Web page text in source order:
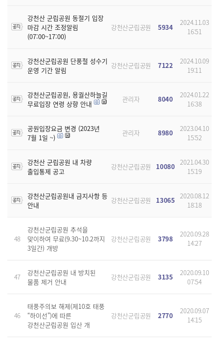
강천산 군립공원 동절기 입장
마감 시간 조정알림
(07:00~17:00)
강천산군립공원 5934
2024.11.03
16:51
강천산군립공원 단풍철 성수기
운영 기간 알림
강천산군립공원 7122
2024.10.09
19:11
강천산군립공원, 용궐산하늘길
무료입장 연령 상향 안내
관리자 8040
2024.01.22
16:38
공원입장요금 변경 (2023년
7월 1일 ~)
관리자 8980
2023.04.10
15:52
강천산 군립공원 내 차량
출입통제 공고
강천산군립공원 10080
2021.04.30
15:19
강천산군립공원내 금지사항 등
안내
강천산군립공원 13065
2020.08.12
18:18
48
강천산군립공원 추석을
맞이하여 무료(9.30~10.2까지
3일간) 개방
강천산군립공원 3798
2020.09.28
14:27
47
강천산군립공원 내 방치된
물품 제거 안내
강천산군립공원 3135
2020.09.10
07:54
46
태풍주의보 해제(제10호 태풍
“하이선”)에 따른
강천산군립공원 입산 개
강천산군립공원 2770
2020.09.07
14:15